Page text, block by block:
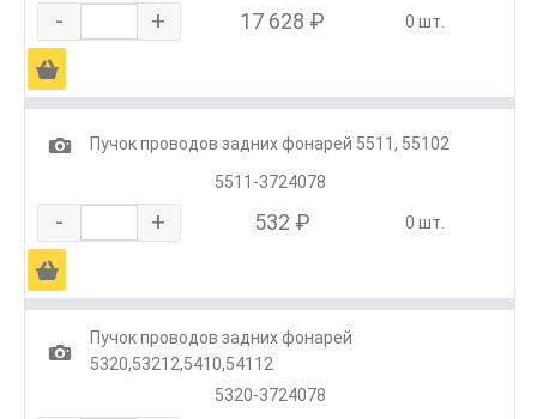
- + 17 628 ₽ 0 шт.
Ä
1
Пучок проводов задних фонарей 5511, 55102
5511-3724078
- + 532 ₽ 0 шт.
Ä
1
Пучок проводов задних фонарей
5320,53212,5410,54112
5320-3724078